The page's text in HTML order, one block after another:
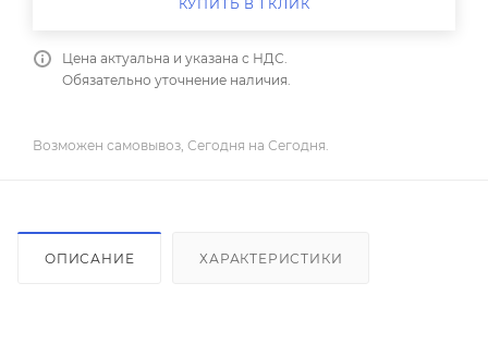
КУПИТЬ В 1 КЛИК
Цена актуальна и указана с НДС.
Обязательно уточнение наличия.
Возможен самовывоз, Сегодня на Сегодня.
ОПИСАНИЕ ХАРАКТЕРИСТИКИ